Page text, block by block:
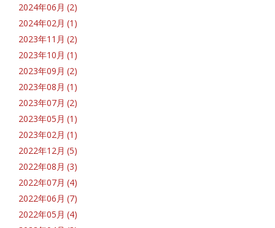
2024年06月 (2)
2024年02月 (1)
2023年11月 (2)
2023年10月 (1)
2023年09月 (2)
2023年08月 (1)
2023年07月 (2)
2023年05月 (1)
2023年02月 (1)
2022年12月 (5)
2022年08月 (3)
2022年07月 (4)
2022年06月 (7)
2022年05月 (4)